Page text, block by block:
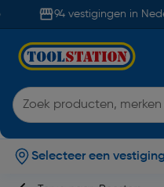
94 vestigingen in
Selecteer een vestiging